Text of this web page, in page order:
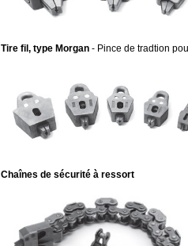
Tire fil, type Morgan - Pince de tradtion
Chaînes de sécurité à ressort